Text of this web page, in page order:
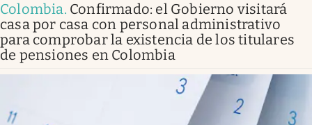
Colombia. Confirmado: el Gobierno visitará
casa por casa con personal administrativo
para comprobar la existencia de los titulares
de pensiones en Colombia